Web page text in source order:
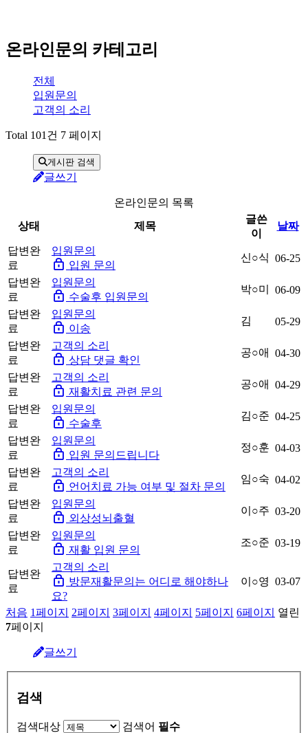
온라인문의 카테고리
전체
입원문의
고객의 소리
Total 101건 7 페이지
게시판 검색
글쓰기
온라인문의 목록
상태
제목
글쓴
이
날짜
답변완
료
입원문의
입원 문의
신○식 06-25
답변완
료
입원문의
수술후 입원문의
박○미 06-09
답변완
료
입원문의
이송
김 05-29
답변완
료
고객의 소리
상담 댓글 확인
공○애 04-30
답변완
료
고객의 소리
재활치료 관련 문의
공○애 04-29
답변완
료
입원문의
수술후
김○준 04-25
답변완
료
입원문의
입원 문의드립니다
정○훈 04-03
답변완
료
고객의 소리
언어치료 가능 여부 및 절차 문의
임○숙 04-02
답변완
료
입원문의
외상성뇌출혈
이○주 03-20
답변완
료
입원문의
재활 입원 문의
조○준 03-19
답변완
료
고객의 소리
방문재활문의는 어디로 해야하나
요?
이○영 03-07
처음 1페이지 2페이지 3페이지 4페이지 5페이지 6페이지
열린
7페이지
글쓰기
검색
검색대상 검색어 필수